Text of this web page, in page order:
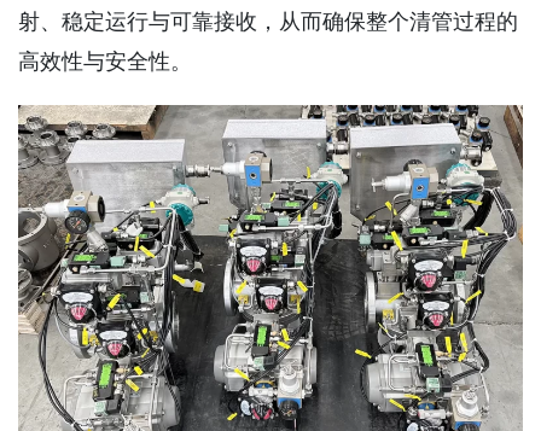
射、稳定运行与可靠接收，从而确保整个清管过程的
高效性与安全性。